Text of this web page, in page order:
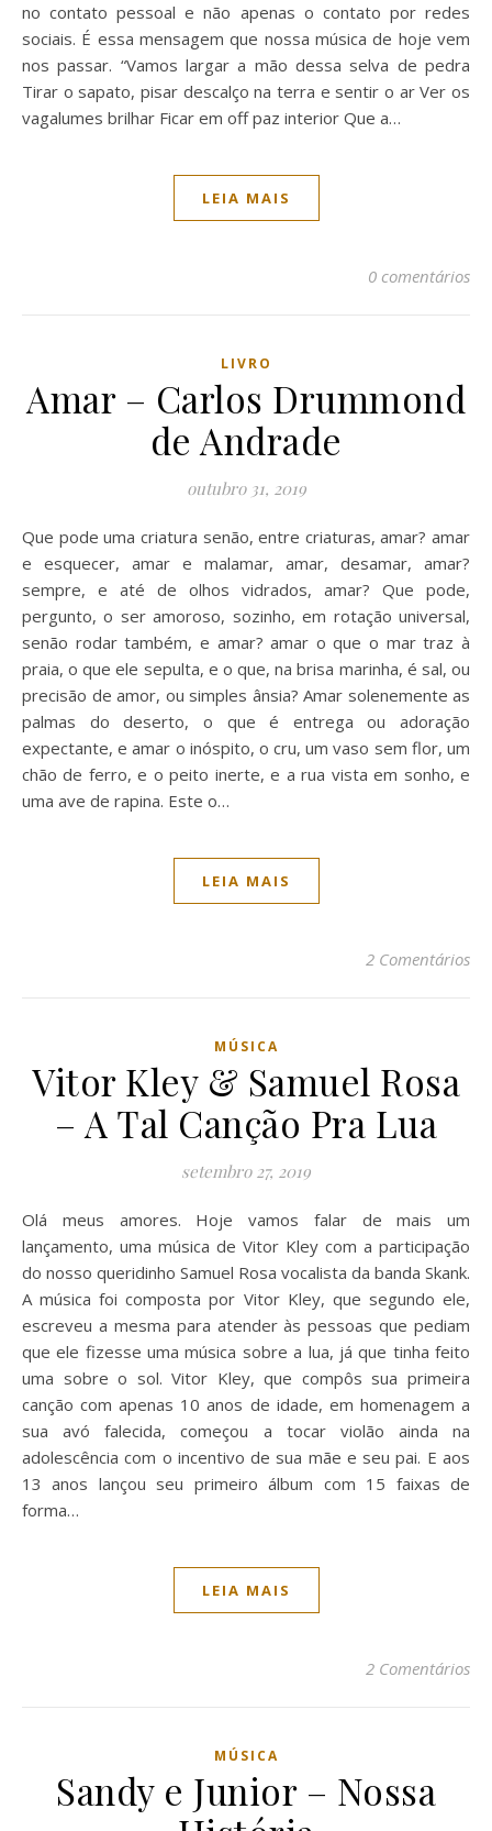
no contato pessoal e não apenas o contato por redes
sociais. É essa mensagem que nossa música de hoje vem
nos passar. “Vamos largar a mão dessa selva de pedra
Tirar o sapato, pisar descalço na terra e sentir o ar Ver os
vagalumes brilhar Ficar em off paz interior Que a…
LEIA MAIS
0 comentários
LIVRO
Amar – Carlos Drummond
de Andrade
outubro 31, 2019
Que pode uma criatura senão, entre criaturas, amar? amar
e esquecer, amar e malamar, amar, desamar, amar?
sempre, e até de olhos vidrados, amar? Que pode,
pergunto, o ser amoroso, sozinho, em rotação universal,
senão rodar também, e amar? amar o que o mar traz à
praia, o que ele sepulta, e o que, na brisa marinha, é sal, ou
precisão de amor, ou simples ânsia? Amar solenemente as
palmas do deserto, o que é entrega ou adoração
expectante, e amar o inóspito, o cru, um vaso sem flor, um
chão de ferro, e o peito inerte, e a rua vista em sonho, e
uma ave de rapina. Este o…
LEIA MAIS
2 Comentários
MÚSICA
Vitor Kley & Samuel Rosa
– A Tal Canção Pra Lua
setembro 27, 2019
Olá meus amores. Hoje vamos falar de mais um
lançamento, uma música de Vitor Kley com a participação
do nosso queridinho Samuel Rosa vocalista da banda Skank.
A música foi composta por Vitor Kley, que segundo ele,
escreveu a mesma para atender às pessoas que pediam
que ele fizesse uma música sobre a lua, já que tinha feito
uma sobre o sol. Vitor Kley, que compôs sua primeira
canção com apenas 10 anos de idade, em homenagem a
sua avó falecida, começou a tocar violão ainda na
adolescência com o incentivo de sua mãe e seu pai. E aos
13 anos lançou seu primeiro álbum com 15 faixas de
forma…
LEIA MAIS
2 Comentários
MÚSICA
Sandy e Junior – Nossa